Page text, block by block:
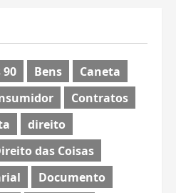
Bens
Caneta
Contratos
direito
das Coisas
Documento